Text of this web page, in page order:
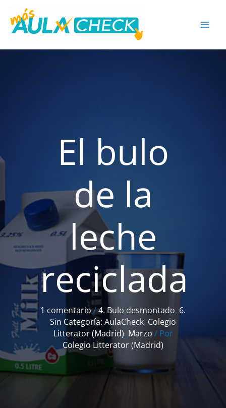
contenido
El bulo
de la
leche
reciclada
1 comentario /4. Bulo desmontado, 6.
Sin Categoría: AulaCheck, Colegio
Litterator (Madrid), Marzo / Por
Colegio Litterator (Madrid)